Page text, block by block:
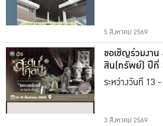
5 สิงหาคม 2569
ขอเชิญร่วมงา
สิน(ทรัพย์) ปีที่
ระหว่างวันที่ 13
3 สิงหาคม 2569